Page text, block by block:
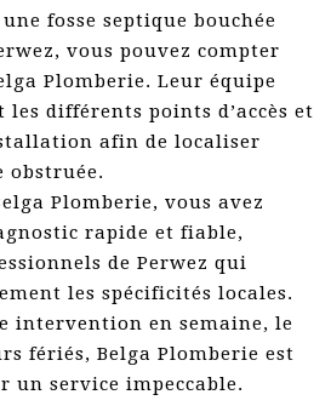
fosse septique bouchée
vous pouvez compter
Plomberie. Leur équipe
différents points d’accès et
afin de localiser
obstruée.
Plomberie, vous avez
rapide et fiable,
de Perwez qui
les spécificités locales.
intervention en semaine, le
fériés, Belga Plomberie est
un service impeccable.